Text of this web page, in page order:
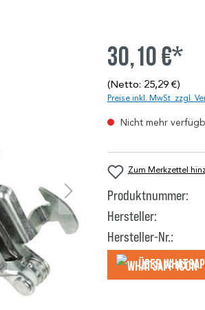
30,10 €*
(Netto: 25,29 €)
Preise inkl. MwSt. zzgl.
Nicht mehr
Zum Merkzettel
Produktnummer:
Hersteller:
Hersteller-Nr.:
Über